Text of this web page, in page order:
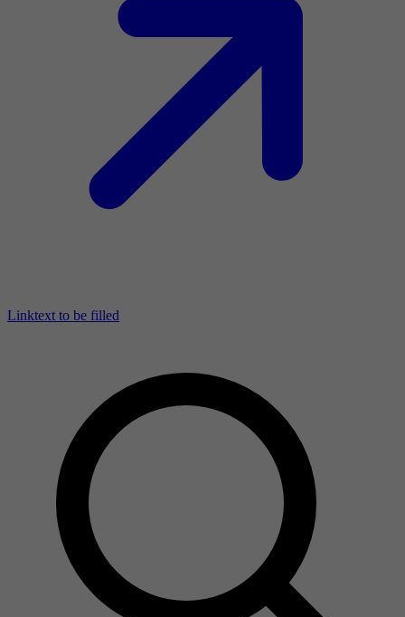
Linktext to be filled